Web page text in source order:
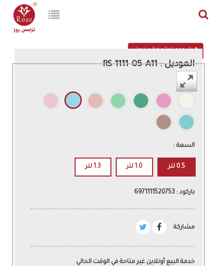
الرجوع لقائمة المنتجات
الموديل : RS-1111-05-A11
اللون :
السعة :
0.5 لتر 1.0 لتر 1.3 لتر
باركود : 6971111520753
مشاركة
خدمة البيع أونلاين غير متاحة في الوقت الحالي